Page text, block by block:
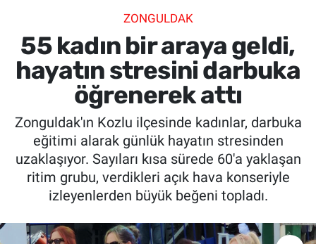
ZONGULDAK
55 kadın bir araya geldi,
hayatın stresini darbuka
öğrenerek attı
Zonguldak'ın Kozlu ilçesinde kadınlar, darbuka
eğitimi alarak günlük hayatın stresinden
uzaklaşıyor. Sayıları kısa sürede 60'a yaklaşan
ritim grubu, verdikleri açık hava konseriyle
izleyenlerden büyük beğeni topladı.
SAĞLIK